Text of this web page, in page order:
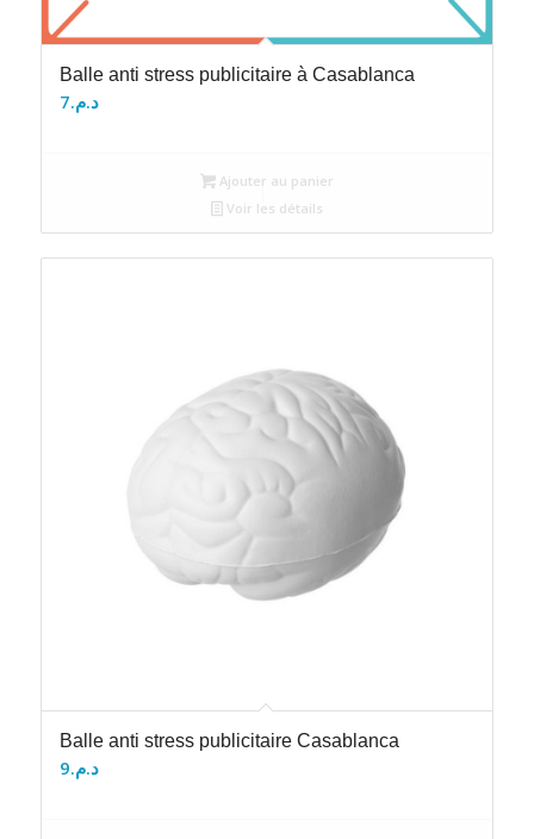
Balle anti stress publicitaire à Casablanca
د.م.7
Ajouter au panier
Voir les détails
Balle anti stress publicitaire Casablanca
د.م.9